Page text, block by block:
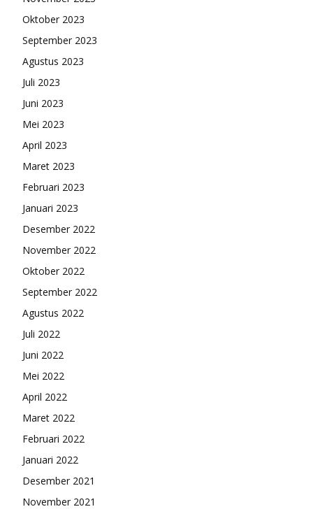
Oktober 2023
September 2023
Agustus 2023
Juli 2023
Juni 2023
Mei 2023
April 2023
Maret 2023
Februari 2023
Januari 2023
Desember 2022
November 2022
Oktober 2022
September 2022
Agustus 2022
Juli 2022
Juni 2022
Mei 2022
April 2022
Maret 2022
Februari 2022
Januari 2022
Desember 2021
November 2021